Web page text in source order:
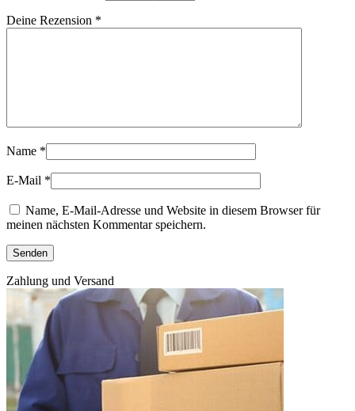
Deine Rezension *
Name *
E-Mail *
Name, E-Mail-Adresse und Website in diesem Browser für
meinen nächsten Kommentar speichern.
Zahlung und Versand